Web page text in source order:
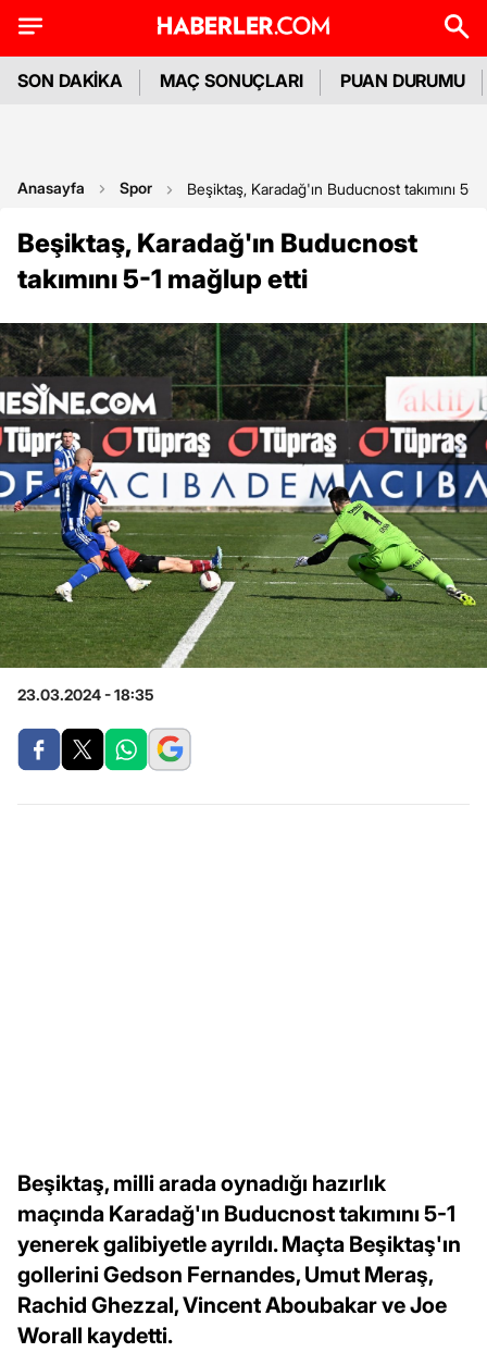
SON DAKİKA MAÇ SONUÇLARI PUAN DURUMU
Anasayfa Spor Beşiktaş, Karadağ'ın Buducnost takımını 5-
Beşiktaş, Karadağ'ın Buducnost
takımını 5-1 mağlup etti
23.03.2024 - 18:35
Beşiktaş, milli arada oynadığı hazırlık
maçında Karadağ'ın Buducnost takımını 5-1
yenerek galibiyetle ayrıldı. Maçta Beşiktaş'ın
gollerini Gedson Fernandes, Umut Meraş,
Rachid Ghezzal, Vincent Aboubakar ve Joe
Worall kaydetti.